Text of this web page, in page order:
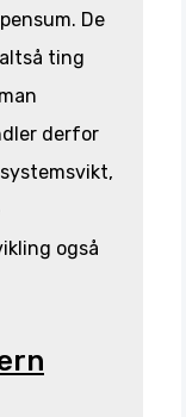
De
ting
derfor
også